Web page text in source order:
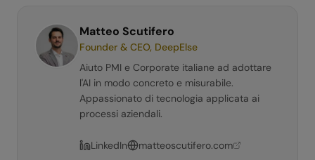
Matteo Scutifero
Founder & CEO, DeepElse
Aiuto PMI e Corporate italiane ad adottare
l'AI in modo concreto e misurabile.
Appassionato di tecnologia applicata ai
processi aziendali.
LinkedIn matteoscutifero.com